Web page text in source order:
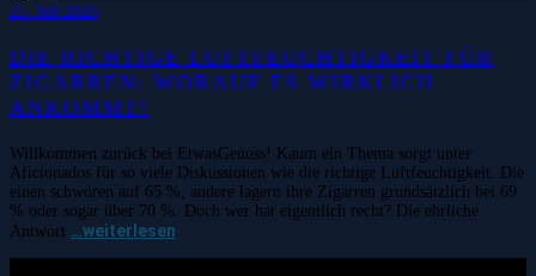
25. Juli 2026
DIE RICHTIGE LUFTFEUCHTIGKEIT FÜR
ZIGARREN: WORAUF ES WIRKLICH
ANKOMMT!
Willkommen zurück bei EtwasGenuss! Kaum ein Thema sorgt unter
Aficionados für so viele Diskussionen wie die richtige Luftfeuchtigkeit. Die
einen schwören auf 65 %, andere lagern ihre Zigarren grundsätzlich bei 69
% oder sogar über 70 %. Doch wer hat eigentlich recht? Die ehrliche
Antwort …weiterlesen